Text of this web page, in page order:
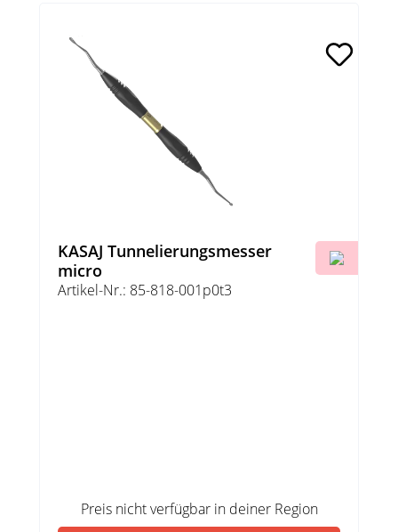
KASAJ Tunnelierungsmesser
micro
Artikel-Nr.: 85-818-001p0t3
Preis nicht verfügbar in deiner Region